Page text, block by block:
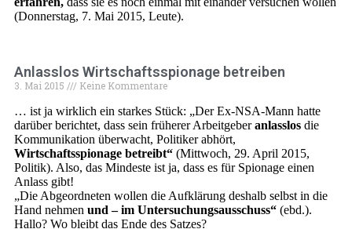
(Donnerstag, 7. Mai 2015, Leute).
Anlasslos Wirtschaftsspionage betreiben
3. Mai 2015 Keine Kommentare
… ist ja wirklich ein starkes Stück: „Der Ex-NSA-Mann hatte
darüber berichtet, dass sein früherer Arbeitgeberanlasslos die
Kommunikation überwacht, Politiker abhört,
Wirtschaftsspionage betreibt“ (Mittwoch, 29. April 2015,
Politik). Also, das Mindeste ist ja, dass es für Spionage einen
Anlass gibt!
„Die Abgeordneten wollen die Aufklärung deshalb selbst in die
Hand nehmen und – im Untersuchungsausschuss“ (ebd.).
Hallo? Wo bleibt das Ende des Satzes?